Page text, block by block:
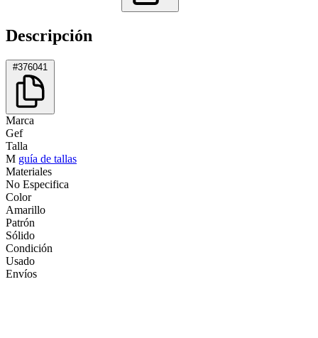
Descripción
#376041
Marca
Gef
Talla
M guía de tallas
Materiales
No Especifica
Color
Amarillo
Patrón
Sólido
Condición
Usado
Envíos